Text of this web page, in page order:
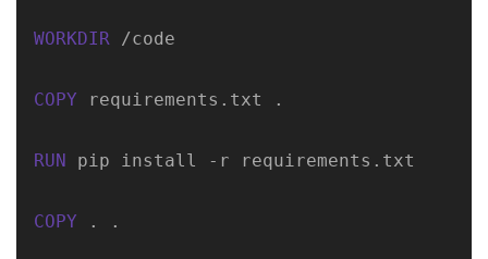
WORKDIR /code
COPY requirements.txt .
RUN pip install -r requirements.txt
COPY . .